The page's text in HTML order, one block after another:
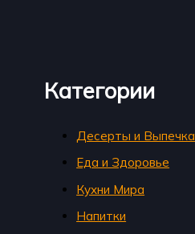
Категории
Десерты и Выпечка
Еда и Здоровье
Кухни Мира
Напитки